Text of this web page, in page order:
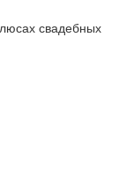
свадебных